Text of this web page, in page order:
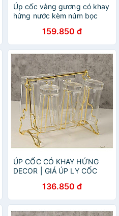
Úp cốc vàng gương có khay
hứng nước kèm núm bọc
2022 | GIÁ ÚP LY CỐC TIM
159.850 đ
ÚP CỐC CÓ KHAY HỨNG
DECOR | GIÁ ÚP LY CỐC
HỨNG NƯỚC BẦU DỤC (
MẪU MỚI VỀ )
136.850 đ